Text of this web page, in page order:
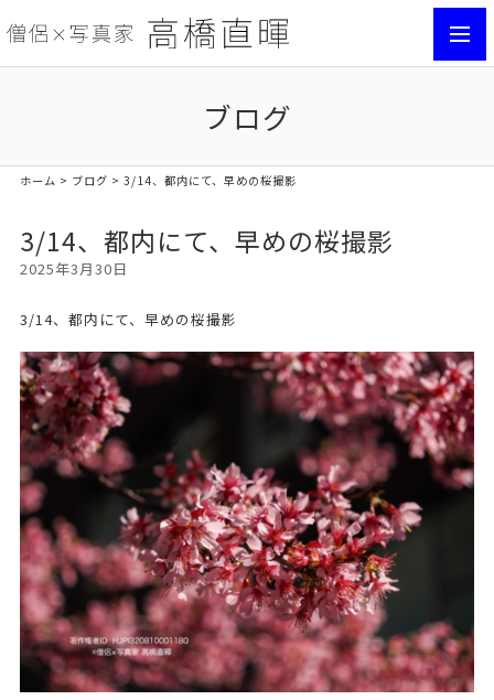
ブログ
ホーム > ブログ > 3/14、都内にて、早めの桜撮影
3/14、都内にて、早めの桜撮影
2025年3月30日
3/14、都内にて、早めの桜撮影